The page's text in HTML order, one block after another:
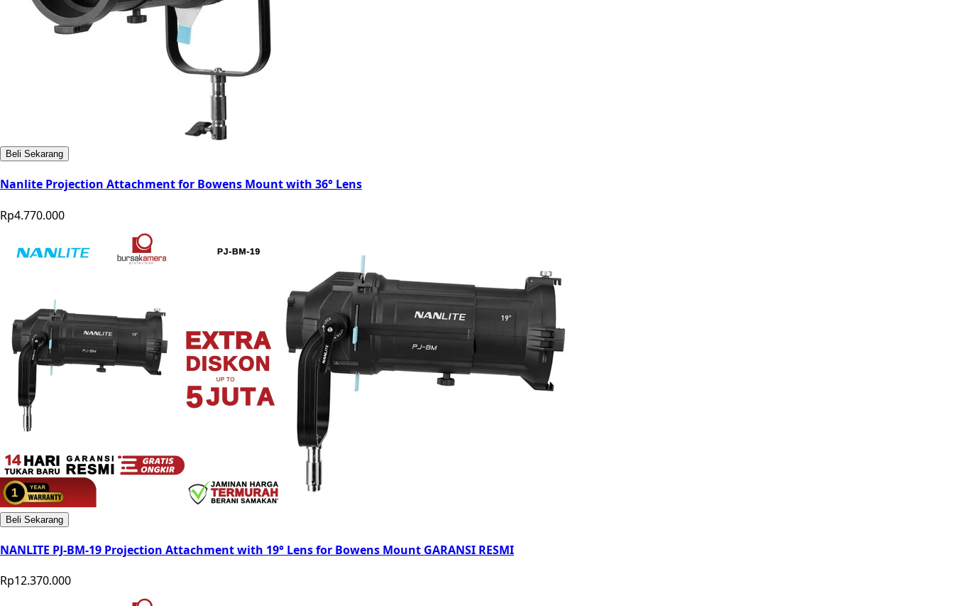
Beli Sekarang
Nanlite Projection Attachment for Bowens Mount with 36° Lens
Rp4.770.000
Beli Sekarang
NANLITE PJ-BM-19 Projection Attachment with 19° Lens for Bowens Mount GARANSI RESMI
Rp12.370.000